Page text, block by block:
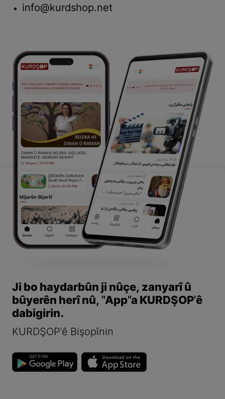
info@kurdshop.net
Ji bo haydarbûn ji nûçe, zanyarî û
bûyerên herî nû, "App"a KURDŞOP'ê
dabigirin.
KURDŞOP'ê Bişopînin